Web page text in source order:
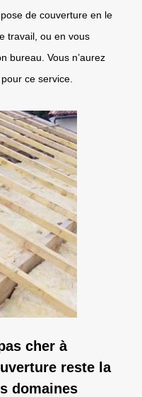
de couverture en le
travail, ou en vous
bureau. Vous n’aurez
ce service.
cher à
reste la
domaines